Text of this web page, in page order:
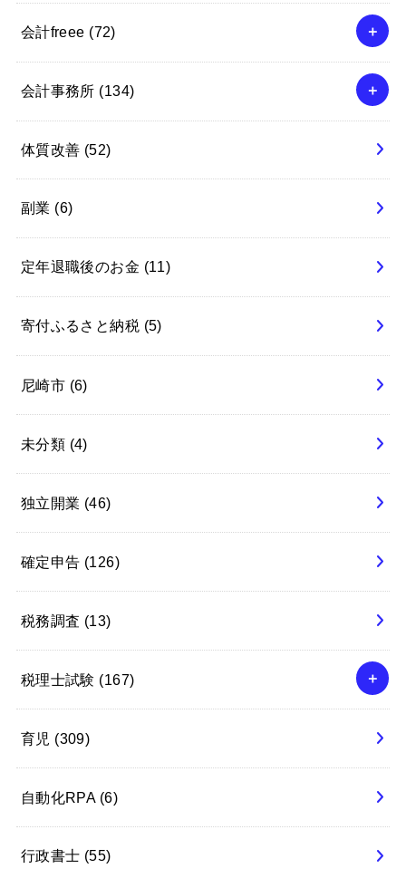
会計freee (72)
会計事務所 (134)
体質改善 (52)
副業 (6)
定年退職後のお金 (11)
寄付ふるさと納税 (5)
尼崎市 (6)
未分類 (4)
独立開業 (46)
確定申告 (126)
税務調査 (13)
税理士試験 (167)
育児 (309)
自動化RPA (6)
行政書士 (55)